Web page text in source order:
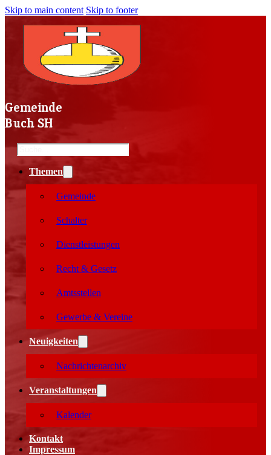
Skip to main content Skip to footer
Gemeinde
Buch SH
Search
Themen
Gemeinde
Schalter
Dienstleistungen
Recht & Gesetz
Amtsstellen
Gewerbe & Vereine
Neuigkeiten
Nachrichtenarchiv
Veranstaltungen
Kalender
Kontakt
Impressum